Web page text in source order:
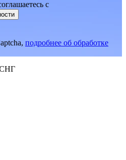
c
подробнее об обработке
СНГ